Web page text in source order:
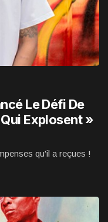
Le Défi De
Explosent »
qu'il a reçues !